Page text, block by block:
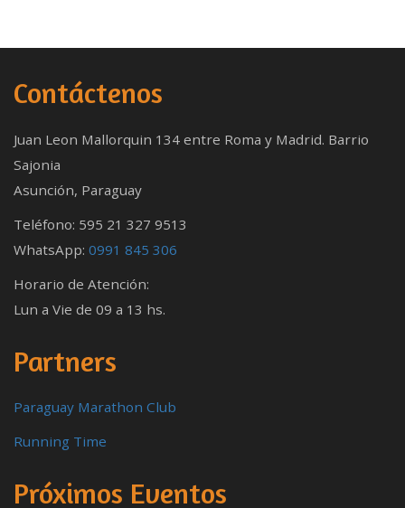
Contáctenos
Juan Leon Mallorquin 134 entre Roma y Madrid. Barrio
Sajonia
Asunción, Paraguay
Teléfono: 595 21 327 9513
WhatsApp: 0991 845 306
Horario de Atención:
Lun a Vie de 09 a 13 hs.
Partners
Paraguay Marathon Club
Running Time
Próximos Eventos